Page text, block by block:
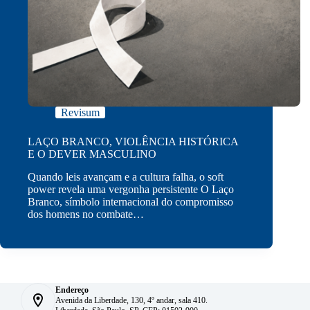
Revisum
LAÇO BRANCO, VIOLÊNCIA HISTÓRICA
E O DEVER MASCULINO
Quando leis avançam e a cultura falha, o soft
power revela uma vergonha persistente O Laço
Branco, símbolo internacional do compromisso
dos homens no combate…
Endereço
Avenida da Liberdade, 130, 4º andar, sala 410.